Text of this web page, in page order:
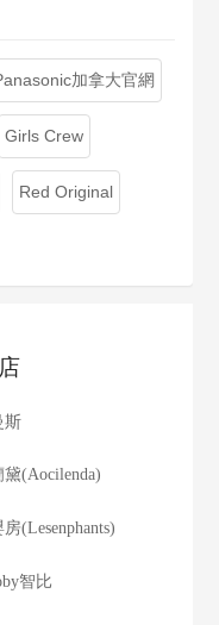
加拿大官網
Girls Crew
Red Original
斯
黛(Aocilenda)
房(Lesenphants)
智比